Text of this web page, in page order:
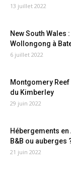
13 juillet 2022
New South Wales
Wollongong à
6 juillet 2022
Montgomery
du Kimberley
29 juin 2022
Hébergements
B&B ou auberges
21 juin 2022